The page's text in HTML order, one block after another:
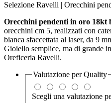
Selezione Ravelli | Orecchini
Orecchini pendenti in oro 18kt
orecchini cm 5, realizzati con
bianca sfaccettata al laser, da 9
Gioiello semplice, ma di grande
Oreficeria Ravelli.
Valutazione perQuality
Scegli una valutazione